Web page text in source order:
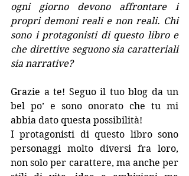
ogni giorno devono affrontare i
propri demoni reali e non reali. Chi
sono i protagonisti di questo libro e
che direttive seguono sia caratteriali
sia narrative?
Grazie a te! Seguo il tuo blog da un
bel po’ e sono onorato che tu mi
abbia dato questa possibilità!
I protagonisti di questo libro sono
personaggi molto diversi fra loro,
non solo per carattere, ma anche per